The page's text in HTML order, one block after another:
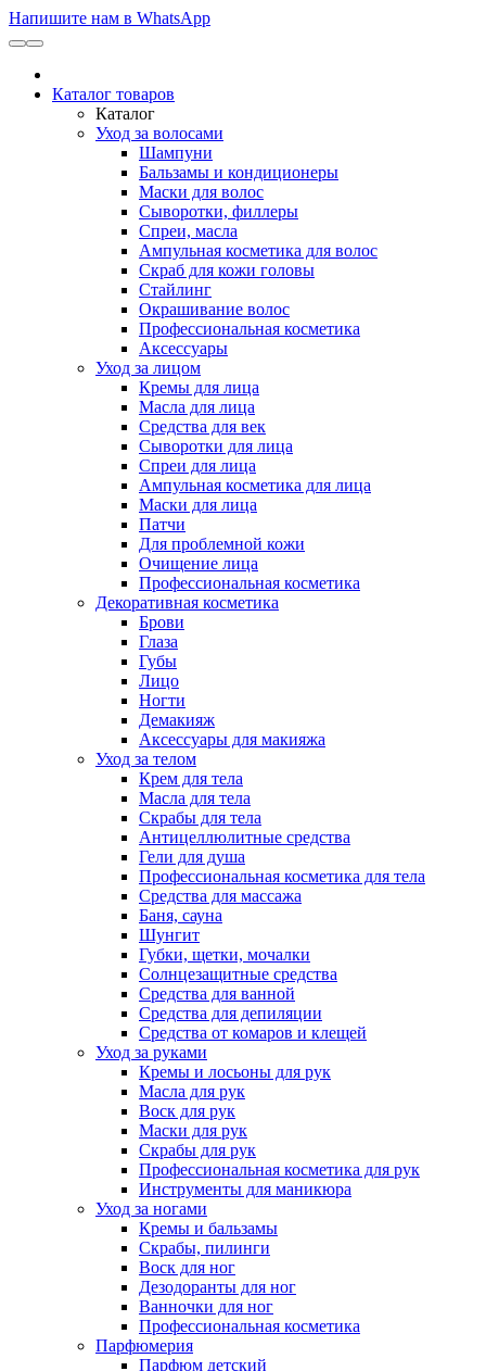
Напишите нам в WhatsApp
Каталог товаров
Каталог
Уход за волосами
Шампуни
Бальзамы и кондиционеры
Маски для волос
Сыворотки, филлеры
Спреи, масла
Ампульная косметика для волос
Скраб для кожи головы
Стайлинг
Окрашивание волос
Профессиональная косметика
Аксессуары
Уход за лицом
Кремы для лица
Масла для лица
Средства для век
Сыворотки для лица
Спреи для лица
Ампульная косметика для лица
Маски для лица
Патчи
Для проблемной кожи
Очищение лица
Профессиональная косметика
Декоративная косметика
Брови
Глаза
Губы
Лицо
Ногти
Демакияж
Аксессуары для макияжа
Уход за телом
Крем для тела
Масла для тела
Скрабы для тела
Антицеллюлитные средства
Гели для душа
Профессиональная косметика для тела
Средства для массажа
Баня, сауна
Шунгит
Губки, щетки, мочалки
Солнцезащитные средства
Средства для ванной
Средства для депиляции
Средства от комаров и клещей
Уход за руками
Кремы и лосьоны для рук
Масла для рук
Воск для рук
Маски для рук
Скрабы для рук
Профессиональная косметика для рук
Инструменты для маникюра
Уход за ногами
Кремы и бальзамы
Скрабы, пилинги
Воск для ног
Дезодоранты для ног
Ванночки для ног
Профессиональная косметика
Парфюмерия
Парфюм детский